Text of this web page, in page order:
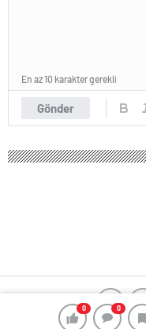
0 0
Gönder
En az 10 karakter gerekli